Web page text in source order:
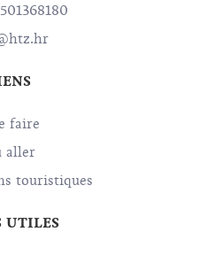
faire
aller
touristiques
UTILES